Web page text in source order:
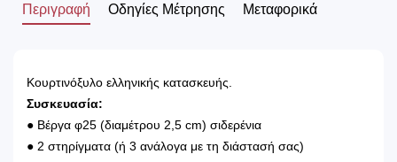
Περιγραφή Οδηγίες Μέτρησης Μεταφορικά
Κουρτινόξυλο ελληνικής κατασκευής.
Συσκευασία:
● Βέργα φ25 (διαμέτρου 2,5 cm) σιδερένια
● 2 στηρίγματα (ή 3 ανάλογα με τη διάστασή σας)